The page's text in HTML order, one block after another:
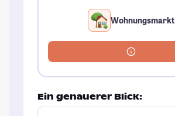
Wohnungsmarkt
Ein genauerer Blick: